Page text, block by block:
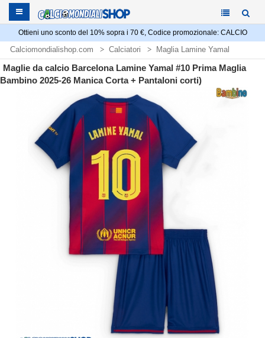
Ottieni uno sconto del 10% sopra i 70 €, Codice promozionale: CALCIO
Calciomondialishop.com Calciatori Maglia Lamine Yamal
Maglie da calcio Barcelona Lamine Yamal #10 Prima Maglia
Bambino 2025-26 Manica Corta + Pantaloni corti)